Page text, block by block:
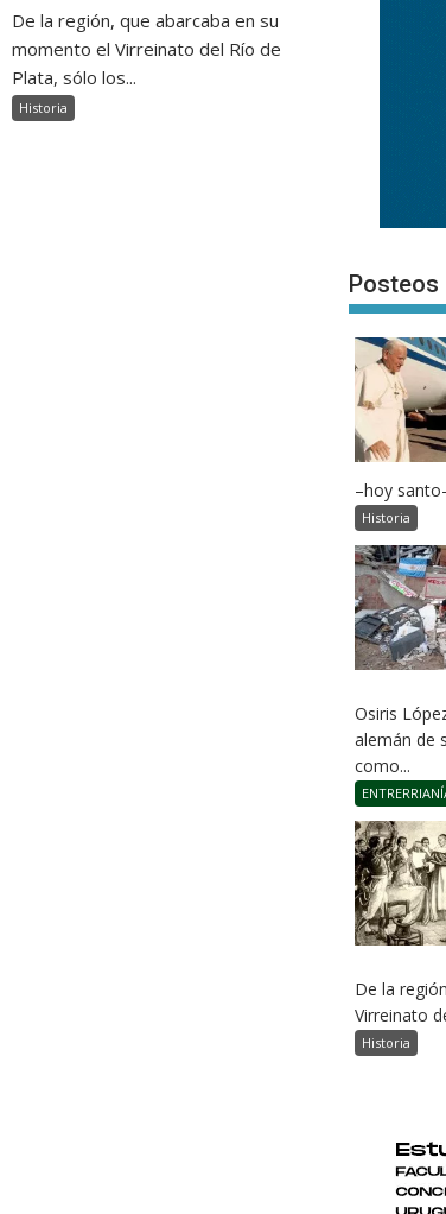
De la región, que abarcaba en su
momento el Virreinato del Río de
Plata, sólo los...
Historia
Posteos
–hoy
Historia
Osiris
alemán de
como...
De la
Virreinato
Historia